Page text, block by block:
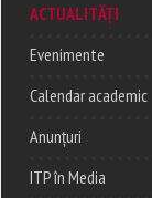
ACTUALITĂȚI
Evenimente
Calendar academic
Anunțuri
ITP în Media